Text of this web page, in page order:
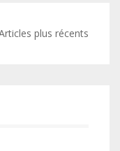
plus récents